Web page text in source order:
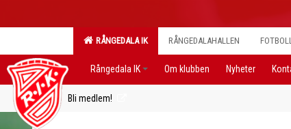
RÅNGEDALA IK RÅNGEDALAHALLEN
Rångedala IK Om klubben Nyheter
Bli medlem!